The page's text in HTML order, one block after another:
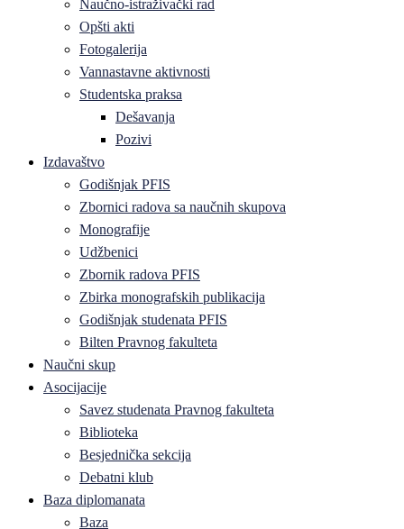
Naučno-istraživački rad
Opšti akti
Fotogalerija
Vannastavne aktivnosti
Studentska praksa
Dešavanja
Pozivi
Izdavaštvo
Godišnjak PFIS
Zbornici radova sa naučnih skupova
Monografije
Udžbenici
Zbornik radova PFIS
Zbirka monografskih publikacija
Godišnjak studenata PFIS
Bilten Pravnog fakulteta
Naučni skup
Asocijacije
Savez studenata Pravnog fakulteta
Biblioteka
Besjednička sekcija
Debatni klub
Baza diplomanata
Baza